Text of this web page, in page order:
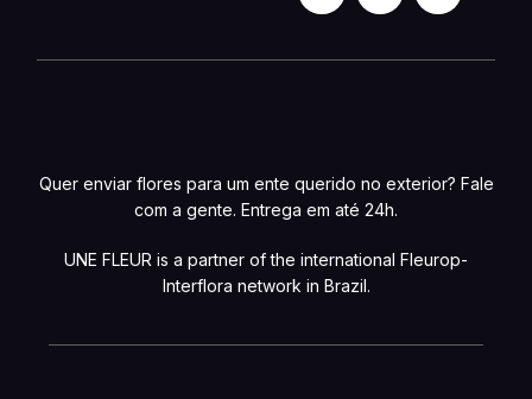
Quer enviar flores para um ente querido no exterior? Fale
com a gente. Entrega em até 24h.
UNE FLEUR is a partner of the international Fleurop-
Interflora network in Brazil.